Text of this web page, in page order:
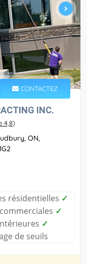
CONTACTEZ
INC.
4,8)
ON,
résidentielles ✓
✓
✓
de seuils